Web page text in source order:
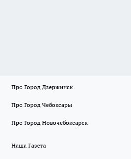
Про Город Дзержинск
Про Город Чебоксары
Про Город Новочебоксарск
Наша Газета